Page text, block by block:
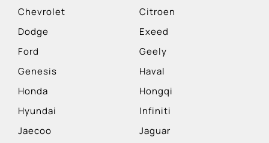
Chevrolet
Citroen
Dodge
Exeed
Ford
Geely
Genesis
Haval
Honda
Hongqi
Hyundai
Infiniti
Jaecoo
Jaguar